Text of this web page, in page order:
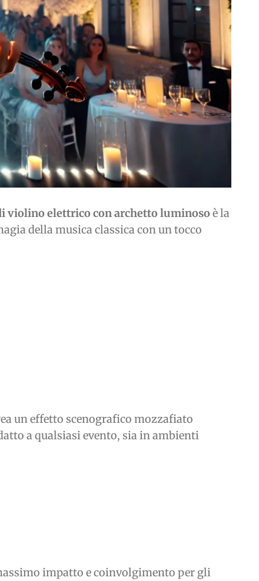
violino elettrico con archetto luminosoè la
della musica classica con un tocco
un effetto scenografico mozzafiato
a qualsiasi evento, sia in ambienti
impatto e coinvolgimento per gli